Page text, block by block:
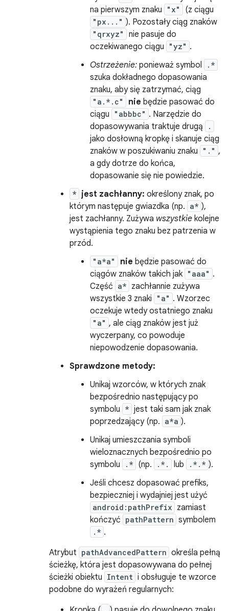
na pierwszym znaku
"x" (z ciągu
"px..." ). Pozostały ciąg znaków
"qrxyz"
nie pasuje do
oczekiwanego ciągu
"yz" .
Ostrzeżenie: ponieważ symbol .*
szuka dokładnego dopasowania
znaku, aby się zatrzymać, ciąg
"a.*.c" nie będzie pasować do
ciągu
"abbbc" . Narzędzie do
dopasowywania traktuje drugą
.
jako dosłowną kropkę i skanuje ciąg
znaków w poszukiwaniu znaku
"." ,
a gdy dotrze do końca,
dopasowanie się nie powiedzie.
* jest zachłanny: określony znak, po
którym następuje gwiazdka (np. a* ),
jest zachłanny. Zużywa wszystkie kolejne
wystąpienia tego znaku bez patrzenia w
przód.
"a*a" nie będzie pasować do
ciągów znaków takich jak "aaa" .
Część a* zachłannie zużywa
wszystkie 3 znaki
"a" . Wzorzec
oczekuje wtedy ostatniego znaku
"a" , ale ciąg znaków jest już
wyczerpany, co powoduje
niepowodzenie dopasowania.
Sprawdzone metody:
Unikaj wzorców, w których znak
bezpośrednio następujący po
symbolu * jest taki sam jak znak
poprzedzający (np. a*a ).
Unikaj umieszczania symboli
wieloznacznych bezpośrednio po
symbolu
.* (np. .*. lub .*.* ).
Jeśli chcesz dopasować prefiks,
bezpieczniej i wydajniej jest użyć
android:pathPrefix zamiast
kończyć pathPattern symbolem
.* .
Atrybut pathAdvancedPattern określa pełną
ścieżkę, która jest dopasowywana do pełnej
ścieżki obiektu Intent i obsługuje te wzorce
podobne do wyrażeń regularnych: